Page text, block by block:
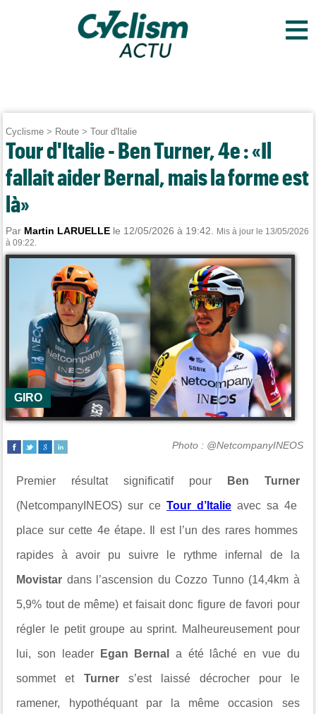
≡
Cyclisme > Route >Tour d'Italie
Tour d'Italie - Ben Turner, 4e : «Il
fallait aider Bernal, mais la forme est
là»
Par Martin LARUELLE le 12/05/2026 à 19:42.
Mis à jour le 13/05/2026
à 09:22.
GIRO
Photo : @NetcompanyINEOS
Premier résultat significatif pour Ben Turner
(NetcompanyINEOS) sur ceTour d’Italie avec sa 4e
place sur cette 4eétape. Il est l’un des rares hommes
rapides à avoir pu suivre le rythme infernal de la
Movistar dans l’ascension du Cozzo Tunno (14,4km à
5,9% tout de même) et faisait donc figure de favori pour
régler le petit groupe au sprint. Malheureusement pour
lui, son leader Egan Bernal a été lâché en vue du
sommet et Turners’est laissé décrocher pour le
ramener, hypothéquant par la même occasion ses